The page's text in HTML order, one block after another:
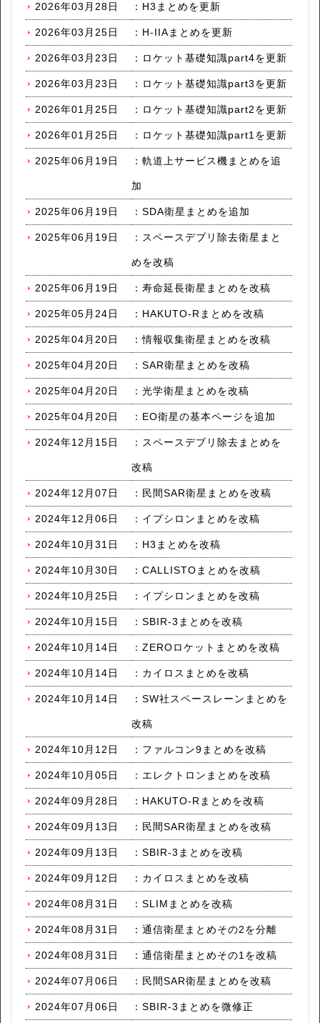
2026年03月28日 ： H3まとめを更新
2026年03月25日 ： H-IIAまとめを更新
2026年03月23日 ： ロケット基礎知識part4を更新
2026年03月23日 ： ロケット基礎知識part3を更新
2026年01月25日 ： ロケット基礎知識part2を更新
2026年01月25日 ： ロケット基礎知識part1を更新
2025年06月19日 ：軌道上サービス機まとめを追
加
2025年06月19日 ：SDA衛星まとめを追加
2025年06月19日 ： スペースデブリ除去衛星まと
めを改稿
2025年06月19日 ：寿命延長衛星まとめを改稿
2025年05月24日 ： HAKUTO-Rまとめを改稿
2025年04月20日 ：情報収集衛星まとめを改稿
2025年04月20日 ：SAR衛星まとめを改稿
2025年04月20日 ：光学衛星まとめを改稿
2025年04月20日 ： EO衛星の基本ページを追加
2024年12月15日 ： スペースデブリ除去まとめを
改稿
2024年12月07日 ： 民間SAR衛星まとめを改稿
2024年12月06日 ： イプシロンまとめを改稿
2024年10月31日 ： H3まとめを改稿
2024年10月30日 ：CALLISTOまとめを改稿
2024年10月25日 ： イプシロンまとめを改稿
2024年10月15日 ：SBIR-3まとめを改稿
2024年10月14日 ：ZEROロケットまとめを改稿
2024年10月14日 ： カイロスまとめを改稿
2024年10月14日 ：SW社スペースレーンまとめを
改稿
2024年10月12日 ： ファルコン9まとめを改稿
2024年10月05日 ： エレクトロンまとめを改稿
2024年09月28日 ： HAKUTO-Rまとめを改稿
2024年09月13日 ： 民間SAR衛星まとめを改稿
2024年09月13日 ：SBIR-3まとめを改稿
2024年09月12日 ： カイロスまとめを改稿
2024年08月31日 ：SLIMまとめを改稿
2024年08月31日 ：通信衛星まとめその2を分離
2024年08月31日 ：通信衛星まとめその1を改稿
2024年07月06日 ： 民間SAR衛星まとめを改稿
2024年07月06日 ：SBIR-3まとめを微修正